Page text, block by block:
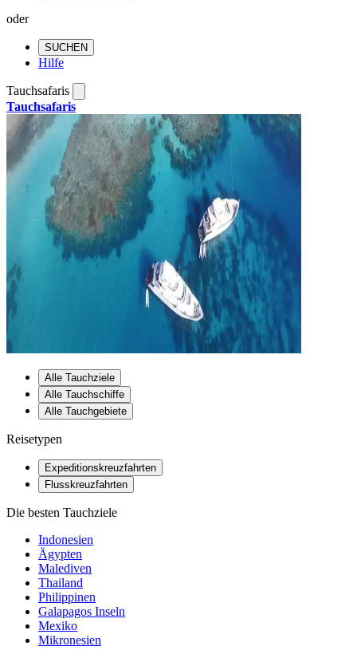
oder
SUCHEN
Hilfe
Tauchsafaris
Tauchsafaris
Alle Tauchziele
Alle Tauchschiffe
Alle Tauchgebiete
Reisetypen
Expeditionskreuzfahrten
Flusskreuzfahrten
Die besten Tauchziele
Indonesien
Ägypten
Malediven
Thailand
Philippinen
Galapagos Inseln
Mexiko
Mikronesien